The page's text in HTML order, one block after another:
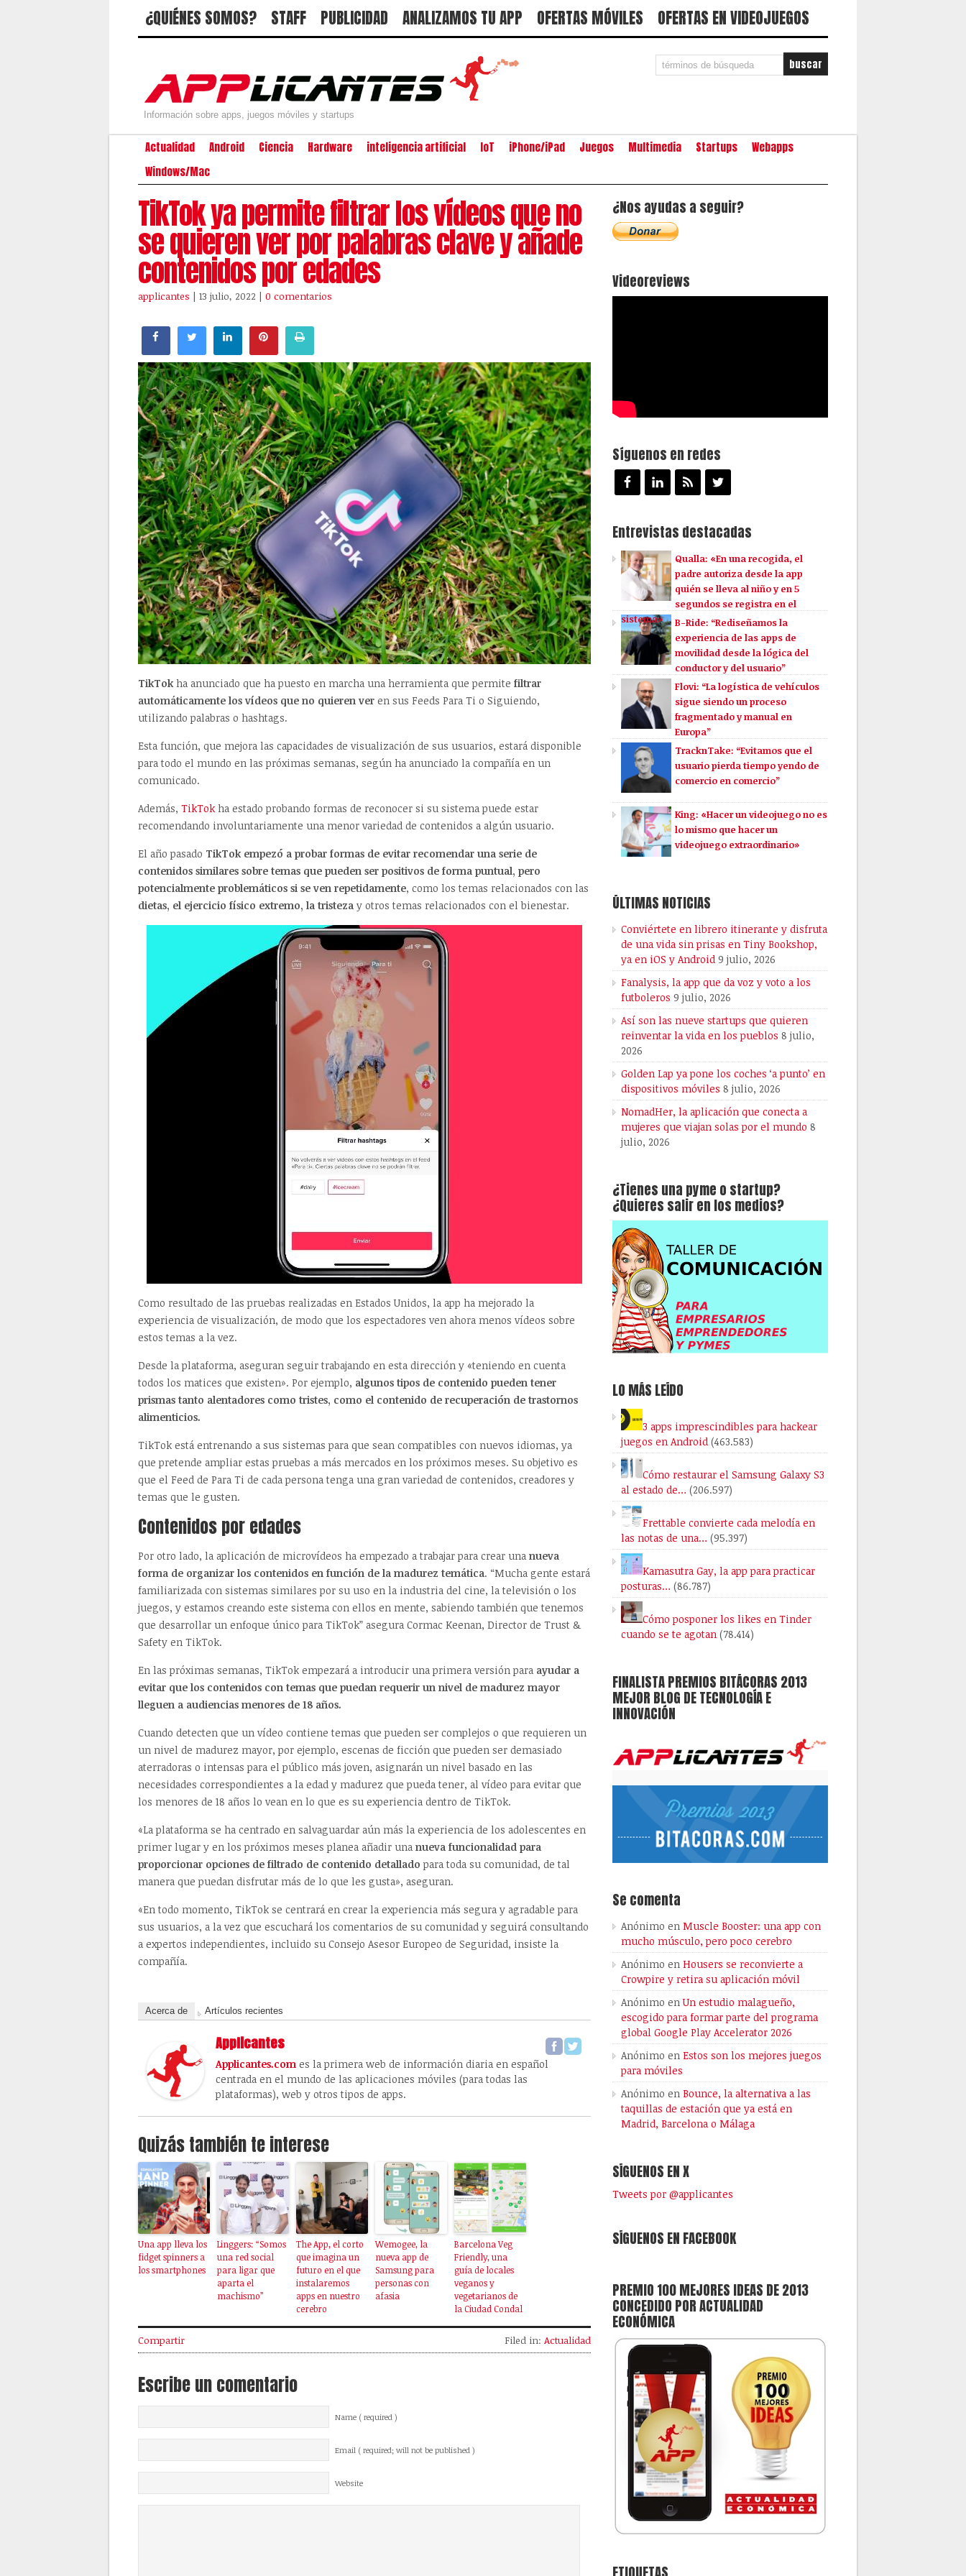
¿QUIÉNES SOMOS? STAFF PUBLICIDAD ANALIZAMOS TU APP OFERTAS MÓVILES OFERTAS EN VIDEOJUEGOS
Información sobre apps, juegos móviles y startups
Actualidad Android Ciencia Hardware inteligencia artificial IoT iPhone/iPad Juegos Multimedia Startups
Webapps
Windows/Mac
TikTok ya permite filtrar los vídeos que no
se quieren ver por palabras clave y añade
contenidos por edades
applicantes | 13 julio, 2022 | 0 comentarios
TikTokha anunciado que ha puesto en marcha una herramienta que permite filtrar
automáticamente los vídeos que no quieren ver en sus Feeds Para Ti o Siguiendo,
utilizando palabras o hashtags.
Esta función, que mejora las capacidades de visualización de sus usuarios, estará disponible
para todo el mundo en las próximas semanas, según ha anunciado la compañía en un
comunicado.
Además, TikTok ha estado probando formas de reconocer si su sistema puede estar
recomendando involuntariamente una menor variedad de contenidos a algún usuario.
El año pasado TikTok empezó a probar formas de evitar recomendar una serie de
contenidos similares sobre temas que pueden ser positivos de forma puntual, pero
potencialmente problemáticos si se ven repetidamente, como los temas relacionados con las
dietas, el ejercicio físico extremo, la tristeza y otros temas relacionados con el bienestar.
Como resultado de las pruebas realizadas en Estados Unidos, la app ha mejorado la
experiencia de visualización, de modo que los espectadores ven ahora menos vídeos sobre
estos temas a la vez.
Desde la plataforma, aseguran seguir trabajando en esta dirección y «teniendo en cuenta
todos los matices que existen». Por ejemplo, algunos tipos de contenido pueden tener
prismas tanto alentadores como tristes, como el contenido de recuperación de trastornos
alimenticios.
TikTok está entrenando a sus sistemas para que sean compatibles con nuevos idiomas, ya
que pretende ampliar estas pruebas a más mercados en los próximos meses. Su objetivo es
que el Feed de Para Ti de cada persona tenga una gran variedad de contenidos, creadores y
temas que le gusten.
Contenidos por edades
Por otro lado, la aplicación de microvídeos ha empezado a trabajar para crear una nueva
forma de organizar los contenidos en función de la madurez temática. “Mucha gente estará
familiarizada con sistemas similares por su uso en la industria del cine, la televisión o los
juegos, y estamos creando este sistema con ellos en mente, sabiendo también que tenemos
que desarrollar un enfoque único para TikTok” asegura Cormac Keenan, Director de Trust &
Safety en TikTok.
En las próximas semanas, TikTok empezará a introducir una primera versión para ayudar a
evitar que los contenidos con temas que puedan requerir un nivel de madurez mayor
lleguen a audiencias menores de 18 años.
Cuando detecten que un vídeo contiene temas que pueden ser complejos o que requieren un
un nivel de madurez mayor, por ejemplo, escenas de ficción que pueden ser demasiado
aterradoras o intensas para el público más joven, asignarán un nivel basado en las
necesidades correspondientes a la edad y madurez que pueda tener, al vídeo para evitar que
los menores de 18 años lo vean en lo que es su experiencia dentro de TikTok.
«La plataforma se ha centrado en salvaguardar aún más la experiencia de los adolescentes en
primer lugar y en los próximos meses planea añadir una nueva funcionalidad para
proporcionar opciones de filtrado de contenido detallado para toda su comunidad, de tal
manera que puedan disfrutar más de lo que les gusta», aseguran.
«En todo momento, TikTok se centrará en crear la experiencia más segura y agradable para
sus usuarios, a la vez que escuchará los comentarios de su comunidad y seguirá consultando
a expertos independientes, incluido su Consejo Asesor Europeo de Seguridad, insiste la
compañía.
Acerca de Artículos recientes
Applicantes
Applicantes.com es la primera web de información diaria en español
centrada en el mundo de las aplicaciones móviles (para todas las
plataformas), web y otros tipos de apps.
Quizás también te interese
Una app lleva los
fidget spinners a
los smartphones
Linggers: “Somos
una red social
para ligar que
aparta el
machismo”
The App, el corto
que imagina un
futuro en el que
instalaremos
apps en nuestro
cerebro
Wemogee, la
nueva app de
Samsung para
personas con
afasia
Barcelona Veg
Friendly, una
guía de locales
veganos y
vegetarianos de
la Ciudad Condal
Compartir Filed in: Actualidad
Escribe un comentario
Name ( required )
Email ( required; will not be published )
Website
¿Nos ayudas a seguir?
Videoreviews
Síguenos en redes
Entrevistas destacadas
Qualla: «En una recogida, el
padre autoriza desde la app
quién se lleva al niño y en 5
segundos se registra en el
sistema»
B-Ride: “Rediseñamos la
experiencia de las apps de
movilidad desde la lógica del
conductor y del usuario”
Flovi: “La logística de vehículos
sigue siendo un proceso
fragmentado y manual en
Europa”
TracknTake: “Evitamos que el
usuario pierda tiempo yendo de
comercio en comercio”
King: «Hacer un videojuego no es
lo mismo que hacer un
videojuego extraordinario»
ÚLTIMAS NOTICIAS
Conviértete en librero itinerante y disfruta
de una vida sin prisas en Tiny Bookshop,
ya en iOS y Android 9 julio, 2026
Fanalysis, la app que da voz y voto a los
futboleros 9 julio, 2026
Así son las nueve startups que quieren
reinventar la vida en los pueblos 8 julio,
2026
Golden Lap ya pone los coches ‘a punto’ en
dispositivos móviles 8 julio, 2026
NomadHer, la aplicación que conecta a
mujeres que viajan solas por el mundo 8
julio, 2026
¿Tienes una pyme o startup?
¿Quieres salir en los medios?
LO MÁS LEÍDO
3 apps imprescindibles para hackear
juegos en Android (463.583)
Cómo restaurar el Samsung Galaxy S3
al estado de… (206.597)
Frettable convierte cada melodía en
las notas de una… (95.397)
Kamasutra Gay, la app para practicar
posturas… (86.787)
Cómo posponer los likes en Tinder
cuando se te agotan (78.414)
FINALISTA PREMIOS BITÁCORAS 2013
MEJOR BLOG DE TECNOLOGÍA E
INNOVACIÓN
Se comenta
Anónimo en Muscle Booster: una app con
mucho músculo, pero poco cerebro
Anónimo en Housers se reconvierte a
Crowpire y retira su aplicación móvil
Anónimo enUn estudio malagueño,
escogido para formar parte del programa
global Google Play Accelerator 2026
Anónimo en Estos son los mejores juegos
para móviles
Anónimo en Bounce, la alternativa a las
taquillas de estación que ya está en
Madrid, Barcelona o Málaga
SÍGUENOS EN X
Tweets por @applicantes
SÍGUENOS EN FACEBOOK
PREMIO 100 MEJORES IDEAS DE 2013
CONCEDIDO POR ACTUALIDAD
ECONÓMICA